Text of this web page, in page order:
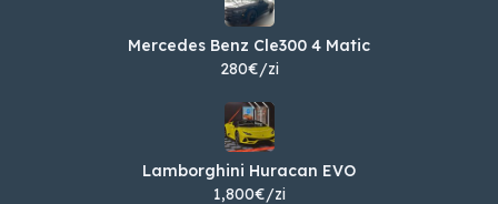
Mercedes Benz Cle300 4 Matic
280€/zi
Lamborghini Huracan EVO
1,800€/zi